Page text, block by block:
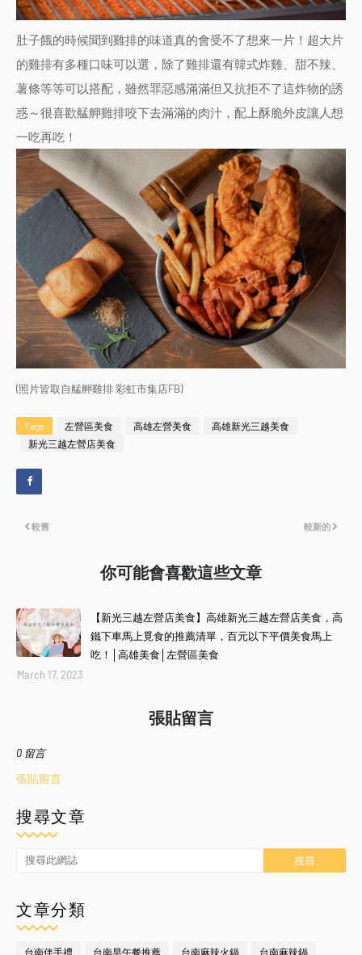
肚子餓的時候聞到雞排的味道真的會受不了想來一片！超大片
的雞排有多種口味可以選，除了雞排還有韓式炸雞、甜不辣、
薯條等等可以搭配，雖然罪惡感滿滿但又抗拒不了這炸物的誘
惑～很喜歡艋舺雞排咬下去滿滿的肉汁，配上酥脆外皮讓人想
一吃再吃！
(照片皆取自艋舺雞排 彩虹市集店FB)
Tags 左營區美食 高雄左營美食
高雄新光三越美食
新光三越左營店美食
較新的
較舊
你可能會喜歡這些文章
【新光三越左營店美食】高雄新光三越左營店美食，高
鐵下車馬上覓食的推薦清單，百元以下平價美食馬上
吃！│高雄美食│左營區美食
March 17, 2023
張貼留言
0 留言
張貼留言
搜尋文章
文章分類
台南伴手禮 台南早午餐推薦 台南麻辣火鍋 台南麻辣鍋